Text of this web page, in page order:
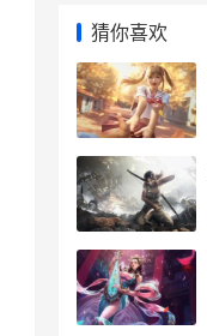
猜你喜欢